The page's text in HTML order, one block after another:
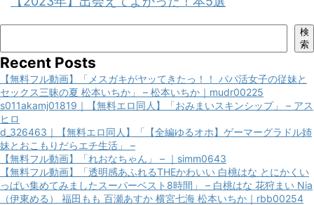
検
索
Recent Posts
【無料フル動画】「メスガキがヤッてきたっ！！ パパ活女子の従妹と
セックス三昧の夏 松本いちか」 – 松本いちか｜mudr00225
s011akamj01819｜【無料エロ同人】「おみまいスキンシップ」 – アス
ヒロ
d_326463｜【無料エロ同人】「【全編ゆるオホ】ゲーマーグラドル姉
妹とおこもりだらエチ生活」 –
【無料フル動画】「れおなちゃん」 – ｜simm0643
【無料フル動画】「透明感あふれるTHEかわいい 白桃はな とにかくい
っぱい集めてみましたスーパーベスト8時間」 – 白桃はな 花狩まい Nia
（伊東める） 福田もも 百瀬あすか 横宮七海 松本いちか｜rbb00254